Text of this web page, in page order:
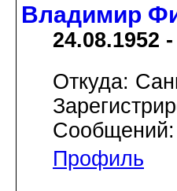
Владимир
24.08.1952
Откуда:
Сообщений:
Профиль